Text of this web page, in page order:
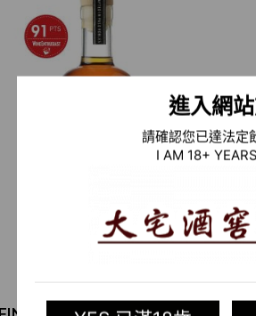
進入網
請確認您已達法定
I AM 18+